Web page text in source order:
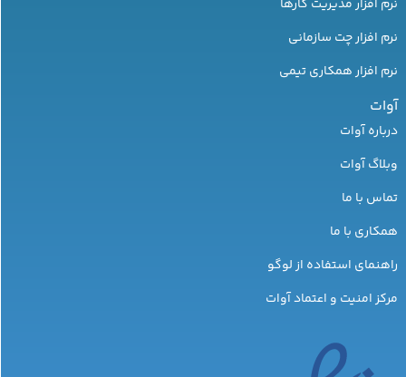
نرم افزار مدیریت کارها
نرم افزار چت سازمانی
نرم افزار همکاری تیمی
آوات
درباره آوات
وبلاگ آوات
تماس با ما
همکاری با ما
راهنمای استفاده از لوگو
مرکز امنیت و اعتماد آوات